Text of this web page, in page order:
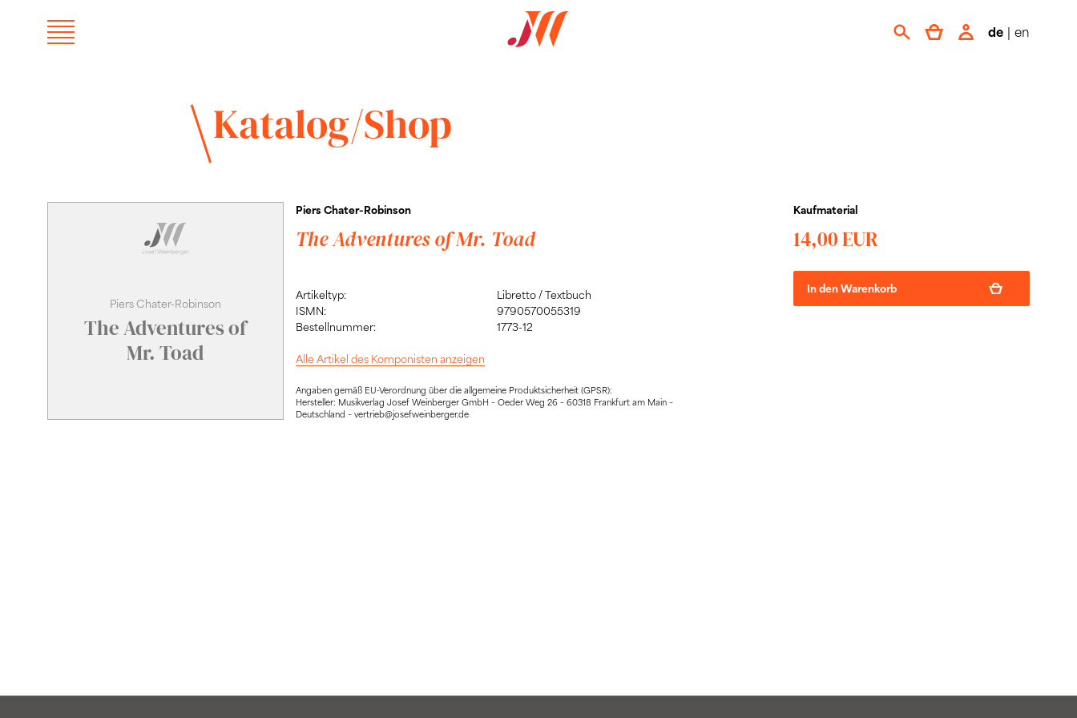
de | en
Katalog/Shop
Piers Chater-Robinson
The Adventures of
Mr. Toad
Piers Chater-Robinson
The Adventures of Mr. Toad
Artikeltyp:
Libretto / Textbuch
ISMN:
9790570055319
Bestellnummer:
1773-12
Alle Artikel des Komponisten anzeigen
Angaben gemäß EU-Verordnung über die allgemeine Produktsicherheit (GPSR):
Hersteller: Musikverlag Josef Weinberger GmbH – Oeder Weg 26 – 60318 Frankfurt am Main –
Deutschland – vertrieb@josefweinberger.de
Kaufmaterial
14,00 EUR
In den Warenkorb